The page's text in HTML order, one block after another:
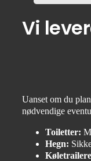
Vi
Uanset om du
nødvendige
Toiletter:
Hegn: